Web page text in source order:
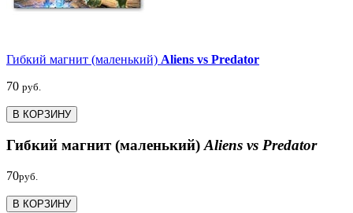
Гибкий магнит (маленький) Aliens vs Predator
70 руб.
В КОРЗИНУ
Гибкий магнит (маленький)Aliens vs Predator
70руб.
В КОРЗИНУ